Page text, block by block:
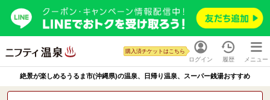
ログイン
購入済チケットはこちら
履歴 メニュー
絶景が楽しめるうるま市(沖縄県)の温泉、日帰り温泉、スーパー銭湯おすすめ